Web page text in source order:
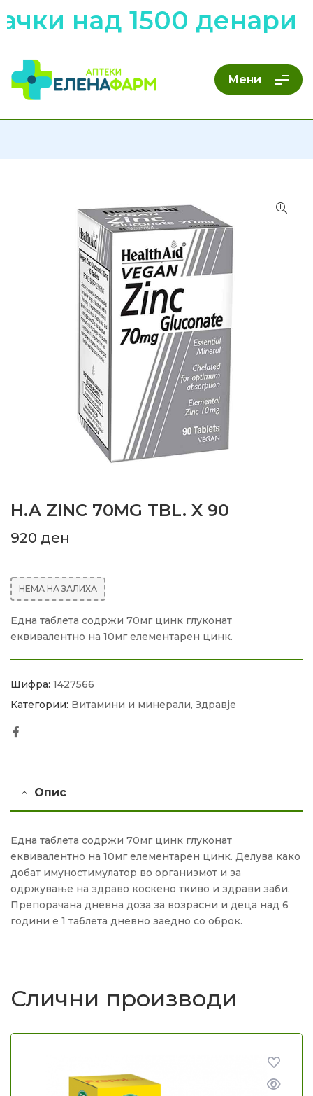
над 1500 денари
Мени
H.A ZINC 70MG TBL. X 90
920 ден
НЕМА НА ЗАЛИХА
Една таблета содржи 70мг цинк глуконат
еквивалентно на 10мг елементарен цинк.
Шифра: 1427566
Категории: Витамини и минерали, Здравје
Опис
Една таблета содржи 70мг цинк глуконат
еквивалентно на 10мг елементарен цинк. Делува како
добат имуностимулатор во организмот и за
одржување на здраво коскено ткиво и здрави заби.
Препорачана дневна доза за возрасни и деца над 6
години е 1 таблета дневно заедно со оброк.
Слични производи